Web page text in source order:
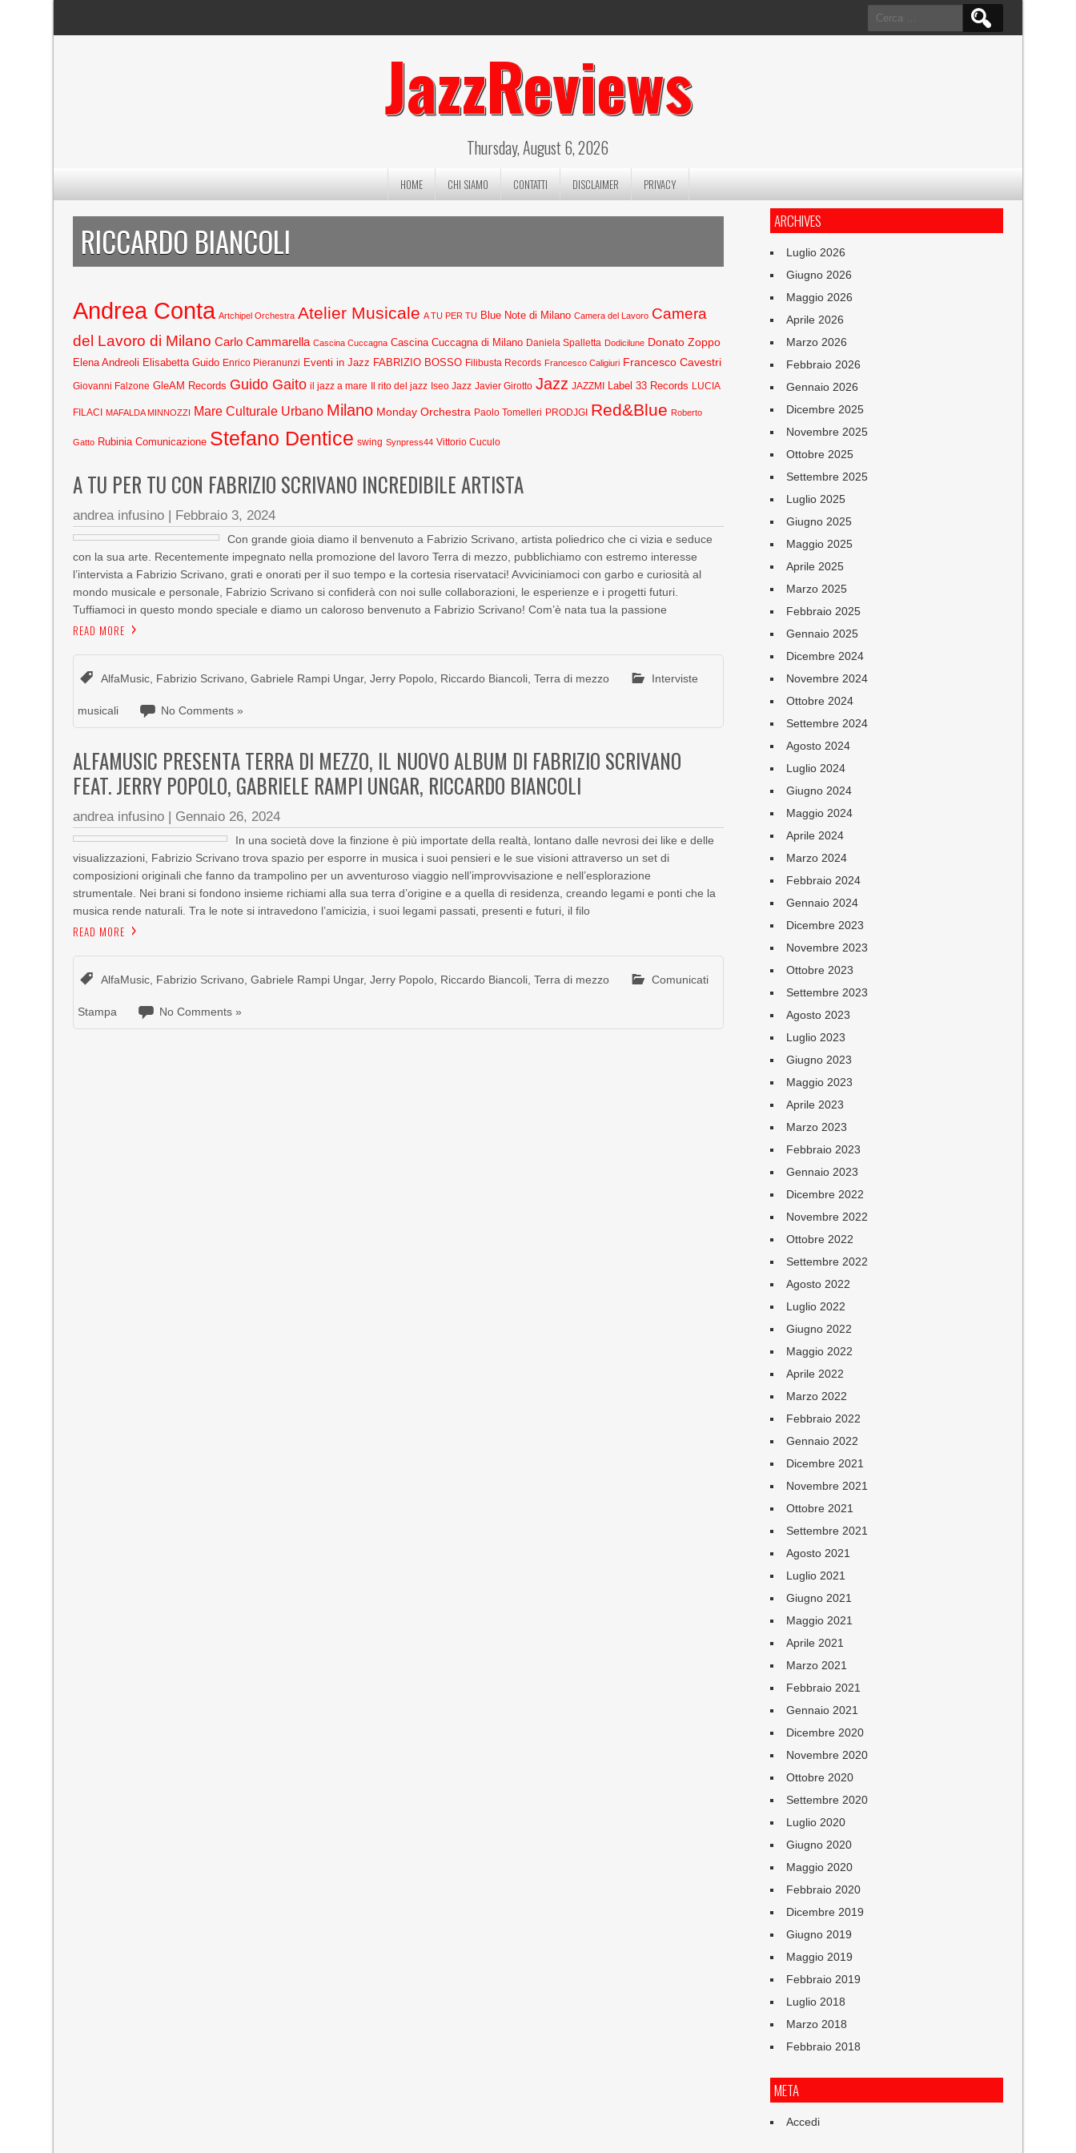
Ricerca
per:
JazzReviews
Thursday, August 6, 2026
HOME CHI SIAMO CONTATTI DISCLAIMER PRIVACY
RICCARDO BIANCOLI
Andrea Conta Artchipel Orchestra Atelier Musicale A TU PER TU Blue Note di Milano Camera del Lavoro Camera
del Lavoro di Milano Carlo Cammarella Cascina Cuccagna Cascina Cuccagna di Milano Daniela Spalletta Dodicilune Donato Zoppo
Elena Andreoli Elisabetta Guido Enrico Pieranunzi Eventi in Jazz FABRIZIO BOSSO Filibusta Records Francesco Caligiuri Francesco Cavestri
Giovanni Falzone GleAM Records Guido Gaito il jazz a mare Il rito del jazz Iseo Jazz Javier Girotto Jazz JAZZMI Label 33 Records LUCIA
FILACI MAFALDA MINNOZZI Mare Culturale Urbano Milano Monday Orchestra Paolo Tomelleri PRODJGI Red&Blue Roberto
Gatto Rubinia Comunicazione Stefano Dentice swing Synpress44 Vittorio Cuculo
A TU PER TU CON FABRIZIO SCRIVANO INCREDIBILE ARTISTA
andrea infusino | Febbraio 3, 2024
Con grande gioia diamo il benvenuto a Fabrizio Scrivano, artista poliedrico che ci vizia e seduce
con la sua arte. Recentemente impegnato nella promozione del lavoro Terra di mezzo, pubblichiamo con estremo interesse
l’intervista a Fabrizio Scrivano, grati e onorati per il suo tempo e la cortesia riservataci! Avviciniamoci con garbo e curiosità al
mondo musicale e personale, Fabrizio Scrivano si confiderà con noi sulle collaborazioni, le esperienze e i progetti futuri.
Tuffiamoci in questo mondo speciale e diamo un caloroso benvenuto a Fabrizio Scrivano! Com’è nata tua la passione
READ MORE
AlfaMusic Fabrizio Scrivano ,Gabriele Rampi Ungar,Jerry Popolo Riccardo Biancoli ,Terra di mezzo Interviste
musicali No Comments »
ALFAMUSIC PRESENTA TERRA DI MEZZO, IL NUOVO ALBUM DI FABRIZIO SCRIVANO
FEAT. JERRY POPOLO, GABRIELE RAMPI UNGAR, RICCARDO BIANCOLI
andrea infusino | Gennaio 26, 2024
In una società dove la finzione è più importate della realtà, lontano dalle nevrosi dei like e delle
visualizzazioni, Fabrizio Scrivano trova spazio per esporre in musica i suoi pensieri e le sue visioni attraverso un set di
composizioni originali che fanno da trampolino per un avventuroso viaggio nell’improvvisazione e nell’esplorazione
strumentale. Nei brani si fondono insieme richiami alla sua terra d’origine e a quella di residenza, creando legami e ponti che la
musica rende naturali. Tra le note si intravedono l’amicizia, i suoi legami passati, presenti e futuri, il filo
READ MORE
AlfaMusic Fabrizio Scrivano ,Gabriele Rampi Ungar,Jerry Popolo Riccardo Biancoli ,Terra di mezzo Comunicati
Stampa No Comments »
ARCHIVES
Luglio 2026
Giugno 2026
Maggio 2026
Aprile 2026
Marzo 2026
Febbraio 2026
Gennaio 2026
Dicembre 2025
Novembre 2025
Ottobre 2025
Settembre 2025
Luglio 2025
Giugno 2025
Maggio 2025
Aprile 2025
Marzo 2025
Febbraio 2025
Gennaio 2025
Dicembre 2024
Novembre 2024
Ottobre 2024
Settembre 2024
Agosto 2024
Luglio 2024
Giugno 2024
Maggio 2024
Aprile 2024
Marzo 2024
Febbraio 2024
Gennaio 2024
Dicembre 2023
Novembre 2023
Ottobre 2023
Settembre 2023
Agosto 2023
Luglio 2023
Giugno 2023
Maggio 2023
Aprile 2023
Marzo 2023
Febbraio 2023
Gennaio 2023
Dicembre 2022
Novembre 2022
Ottobre 2022
Settembre 2022
Agosto 2022
Luglio 2022
Giugno 2022
Maggio 2022
Aprile 2022
Marzo 2022
Febbraio 2022
Gennaio 2022
Dicembre 2021
Novembre 2021
Ottobre 2021
Settembre 2021
Agosto 2021
Luglio 2021
Giugno 2021
Maggio 2021
Aprile 2021
Marzo 2021
Febbraio 2021
Gennaio 2021
Dicembre 2020
Novembre 2020
Ottobre 2020
Settembre 2020
Luglio 2020
Giugno 2020
Maggio 2020
Febbraio 2020
Dicembre 2019
Giugno 2019
Maggio 2019
Febbraio 2019
Luglio 2018
Marzo 2018
Febbraio 2018
META
Accedi